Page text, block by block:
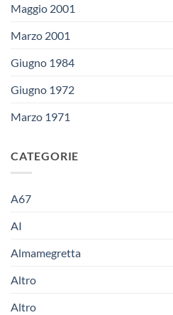
Maggio 2001
Marzo 2001
Giugno 1984
Giugno 1972
Marzo 1971
CATEGORIE
A67
AI
Almamegretta
Altro
Altro